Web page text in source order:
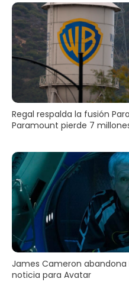
Regal respalda la fusión
Paramount pierde 7
James Cameron
noticia para Avatar